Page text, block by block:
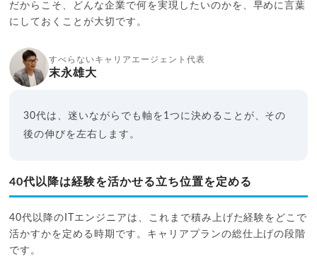
だからこそ、どんな企業で何を実現したいのかを、早めに言葉
にしておくことが大切です。
すべらないキャリアエージェント代表
末永雄大
30代は、迷いながらでも軸を1つに決めることが、その
後の伸びを左右します。
40代以降は経験を活かせる立ち位置を定める
40代以降のITエンジニアは、これまで積み上げた経験をどこで
活かすかを定める時期です。キャリアプランの総仕上げの段階
です。